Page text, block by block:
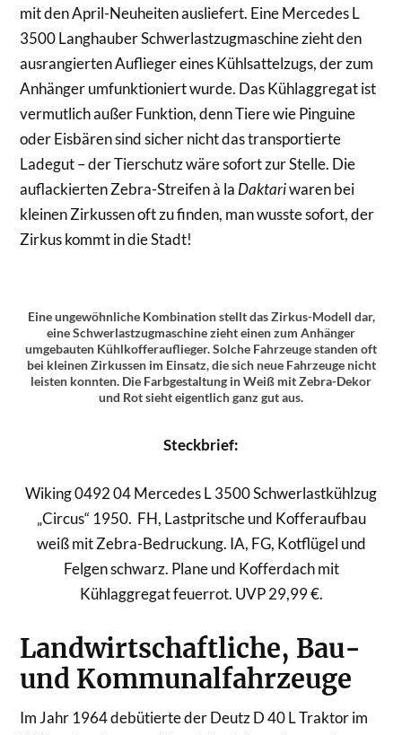
mit den April-Neuheiten ausliefert. Eine Mercedes L
3500 Langhauber Schwerlastzugmaschine zieht den
ausrangierten Auflieger eines Kühlsattelzugs, der zum
Anhänger umfunktioniert wurde. Das Kühlaggregat ist
vermutlich außer Funktion, denn Tiere wie Pinguine
oder Eisbären sind sicher nicht das transportierte
Ladegut – der Tierschutz wäre sofort zur Stelle. Die
auflackierten Zebra-Streifen à la Daktariwaren bei
kleinen Zirkussen oft zu finden, man wusste sofort, der
Zirkus kommt in die Stadt!
Eine ungewöhnliche Kombination stellt das Zirkus-Modell dar,
eine Schwerlastzugmaschine zieht einen zum Anhänger
umgebauten Kühlkofferauflieger. Solche Fahrzeuge standen oft
bei kleinen Zirkussen im Einsatz, die sich neue Fahrzeuge nicht
leisten konnten. Die Farbgestaltung in Weiß mit Zebra-Dekor
und Rot sieht eigentlich ganz gut aus.
Steckbrief:
Wiking 0492 04 Mercedes L 3500 Schwerlastkühlzug
„Circus“ 1950. FH, Lastpritsche und Kofferaufbau
weiß mit Zebra-Bedruckung. IA, FG, Kotflügel und
Felgen schwarz. Plane und Kofferdach mit
Kühlaggregat feuerrot. UVP 29,99 €.
Landwirtschaftliche, Bau-
und Kommunalfahrzeuge
Im Jahr 1964 debütierte der Deutz D 40 L Traktor im